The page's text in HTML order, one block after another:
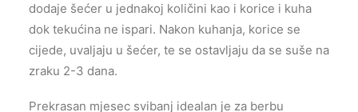
dodaje šećer u jednakoj količini kao i korice i kuha
dok tekućina ne ispari. Nakon kuhanja, korice se
cijede, uvaljaju u šećer, te se ostavljaju da se suše na
zraku 2-3 dana.
Prekrasan mjesec svibanj idealan je za berbu